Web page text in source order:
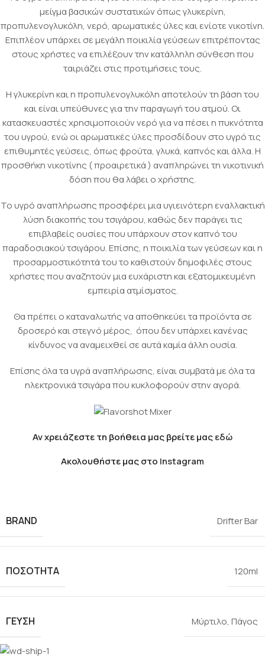
μείγμα βασικών συστατικών όπως γλυκερίνη,
προπυλενογλυκόλη, νερό, αρωματικές ύλες και ενίοτε νικοτίνη.
Επιπλέον υπάρχει σε μεγάλη ποικιλία γεύσεων επιτρέποντας
στους χρήστες να επιλέξουν την κατάλληλη σύνθεση που
ταιριάζει στις προτιμήσεις τους.
Η γλυκερίνη και η προπυλενογλυκόλη αποτελούν τη βάση του
και είναι υπεύθυνες για την παραγωγή του ατμού. Οι
κατασκευαστές χρησιμοποιούν νερό για να πέσει η πυκνότητα
του υγρού, ενώ οι αρωματικές ύλες προσδίδουν στο υγρό τις
επιθυμητές γεύσεις, όπως φρούτα, γλυκά, καπνός και άλλα. Η
προσθήκη νικοτίνης ( προαιρετικά ) αναπληρώνει τη νικοτινική
δόση που θα λάβει ο χρήστης.
Το υγρό αναπλήρωσης προσφέρει μια υγιεινότερη εναλλακτική
λύση διακοπής του τσιγάρου, καθώς δεν παράγει τις
επιβλαβείς ουσίες που υπάρχουν στον καπνό του
παραδοσιακού τσιγάρου. Επίσης, η ποικιλία των γεύσεων και η
προσαρμοστικότητά του το καθιστούν δημοφιλές στους
χρήστες που αναζητούν μια ευχάριστη και εξατομικευμένη
εμπειρία ατμίσματος.
Θα πρέπει ο καταναλωτής να αποθηκεύει τα προϊόντα σε
δροσερό και στεγνό μέρος, όπου δεν υπάρχει κανένας
κίνδυνος να αναμειχθεί σε αυτά καμία άλλη ουσία.
Επίσης όλα τα υγρά αναπλήρωσης, είναι συμβατά με όλα τα
ηλεκτρονικά τσιγάρα που κυκλοφορούν στην αγορά.
Αν χρειάζεστε τη βοήθεια μας βρείτε μαςεδώ
Ακολουθήστε μας στο Instagram
BRAND Drifter Bar
ΠΟΣΌΤΗΤΑ 120ml
ΓΕΎΣΗ Μύρτιλο, Πάγος